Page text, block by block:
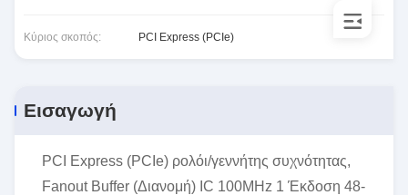
Κύριος σκοπός: PCI Express (PCIe)
Εισαγωγή
PCI Express (PCIe) ρολόι/γεννήτης συχνότητας,
Fanout Buffer (Διανομή) IC 100MHz 1 Έκδοση 48-